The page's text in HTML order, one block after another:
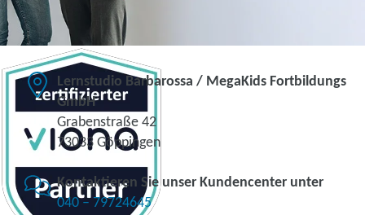
Lernstudio Barbarossa / MegaKids Fortbildungs
GmbH
Grabenstraße 42
73033 Göppingen
Kontaktieren Sie unser Kundencenter unter
040 – 79724645